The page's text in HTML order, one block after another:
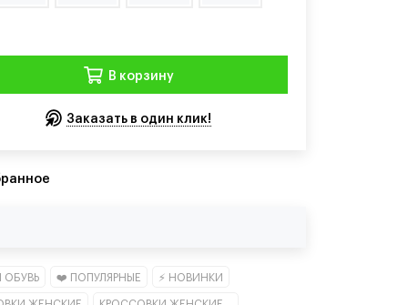
В корзину
Заказать в один клик!
ОБУВЬ ❤️ ПОПУЛЯРНЫЕ
⚡ НОВИНКИ